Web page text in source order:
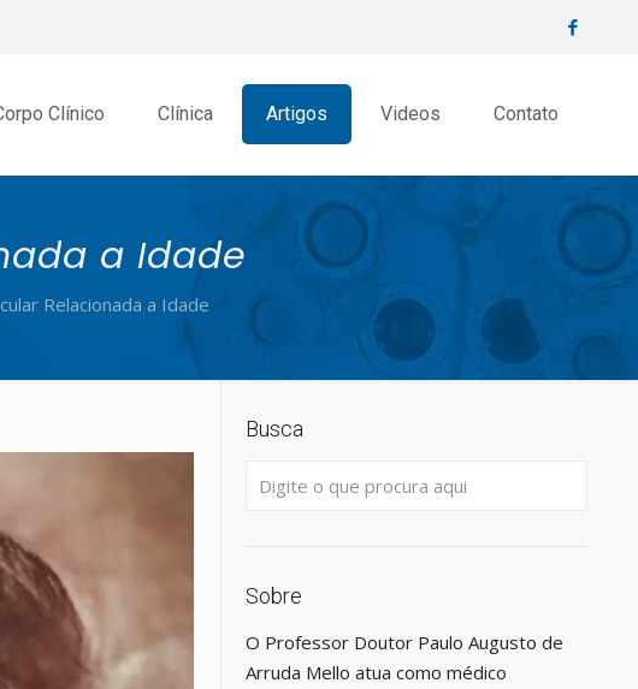
Clínico Clínica Artigos Videos Contato
a Idade
Relacionada a Idade
Busca
Sobre
O Professor Doutor Paulo Augusto de
Arruda Mello atua como médico